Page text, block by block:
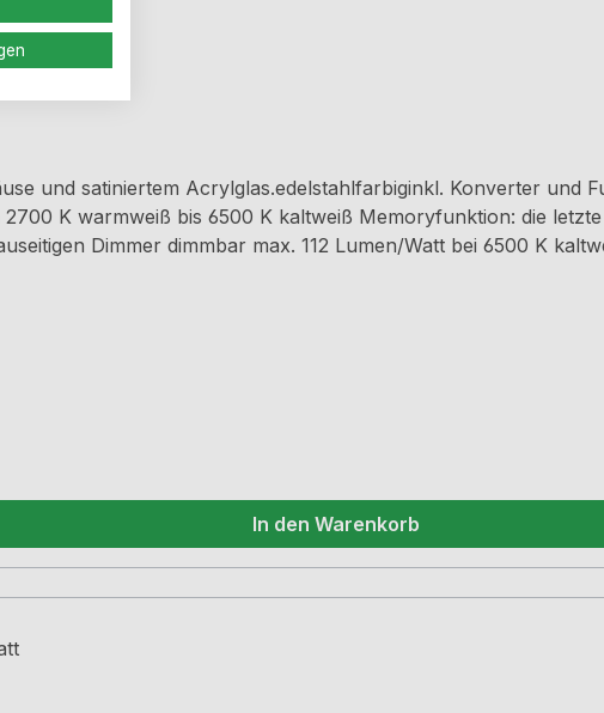
und satiniertem Acrylglas.edelstahlfarbiginkl. Konverter und
K warmweiß bis 6500 K kaltweiß Memoryfunktion: die
Dimmer dimmbar max. 112 Lumen/Watt bei 6500 K
In den Warenkorb